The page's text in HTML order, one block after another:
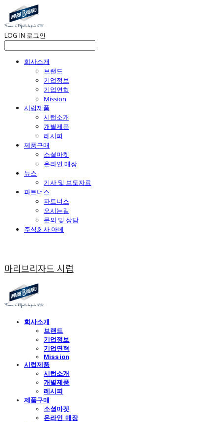
LOG IN 로그인
회사소개
브랜드
기업정보
기업연혁
Mission
시럽제품
시럽소개
개별제품
레시피
제품구매
소셜마켓
온라인 매장
뉴스
기사 및 보도자료
파트너스
파트너스
오시는길
문의 및 상담
주식회사 아베
마리브리자드 시럽
회사소개
브랜드
기업정보
기업연혁
Mission
시럽제품
시럽소개
개별제품
레시피
제품구매
소셜마켓
온라인 매장